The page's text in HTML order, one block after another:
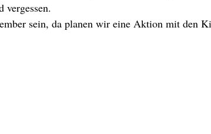
vergessen.
sein, da planen wir eine Aktion mit den